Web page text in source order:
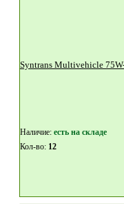
Syntrans Multivehicle
Наличие: eсть на складе
Кол-во: 12